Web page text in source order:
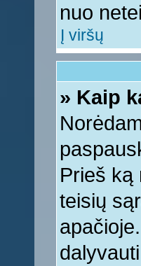
nuo
Į viršų
» Kaip
Prieš ką
teisių